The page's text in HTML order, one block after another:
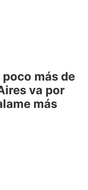
más de
va por
más